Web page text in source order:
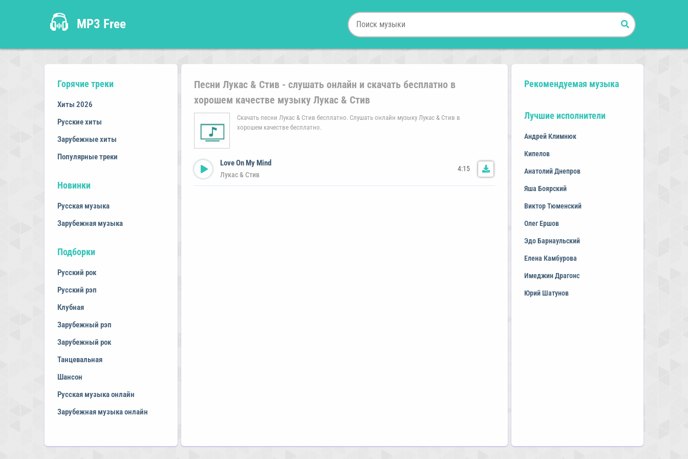
MP3 Free
Горячие треки
Хиты 2026
Русские хиты
Зарубежные хиты
Популярные треки
Новинки
Русская музыка
Зарубежная музыка
Подборки
Русский рок
Русский рэп
Клубная
Зарубежный рэп
Зарубежный рок
Танцевальная
Шансон
Русская музыка онлайн
Зарубежная музыка онлайн
Песни Лукас & Стив - слушать онлайн и скачать бесплатно в
хорошем качестве музыку Лукас & Стив
Скачать песни Лукас & Стив бесплатно. Слушать онлайн музыку Лукас & Стив в
хорошем качестве бесплатно.
Love On My Mind
Лукас & Стив
4:15
Рекомендуемая музыка
Лучшие исполнители
Андрей Климнюк
Кипелов
Анатолий Днепров
Яша Боярский
Виктор Тюменский
Олег Ершов
Эдо Барнаульский
Елена Камбурова
Имеджин Драгонс
Юрий Шатунов